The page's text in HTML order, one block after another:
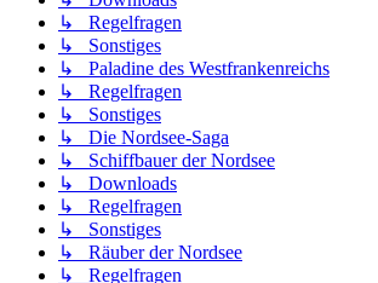
↳ Regelfragen
↳ Sonstiges
↳ Paladine des Westfrankenreichs
↳ Regelfragen
↳ Sonstiges
↳ Die Nordsee-Saga
↳ Schiffbauer der Nordsee
↳ Downloads
↳ Regelfragen
↳ Sonstiges
↳ Räuber der Nordsee
↳ Regelfragen